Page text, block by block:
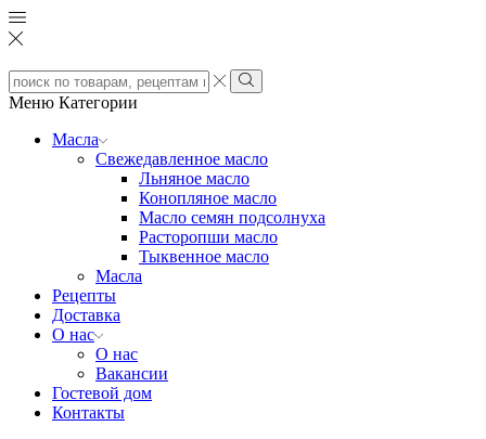
Search
input
Search
Меню Категории
Масла
Свежедавленное масло
Льняное масло
Конопляное масло
Масло семян подсолнуха
Расторопши масло
Тыквенное масло
Масла
Рецепты
Доставка
О нас
О нас
Вакансии
Гостевой дом
Контакты